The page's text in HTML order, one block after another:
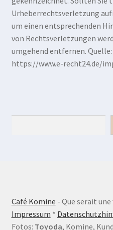
Urheberrechtsverletzung
um einen entsprechenden
von Rechtsverletzungen
umgehend entfernen. Quelle:
https://www.e-recht24.de/
Café Komine - Que serait
Impressum *
Fotos: Toyoda, Komine,